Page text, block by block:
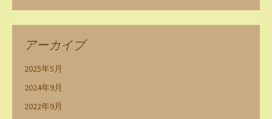
アーカイブ
2025年5月
2024年9月
2022年9月